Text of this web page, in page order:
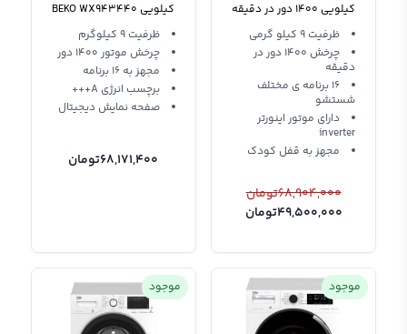
کیلویی 1400 دور در دقیقه
WTV9744X0ظرفیت 9 کیلو گرمی
چرخش 1400 دور در
دقیقه
16 برنامه ی مختلف
شستشو
دارای موتور اینورتر
inverter
مجهز به قفل کودک
49,500,000تومان
68,904,000تومان
کیلویی BEKO WX943440
ظرفیت 9 کیلوگرم
چرخش موتور 1400 دور
مجهز به 16 برنامه
برچسب انرژی A+++
صفحه نمایش دیجیتال
68,171,400تومان
موجود موجود